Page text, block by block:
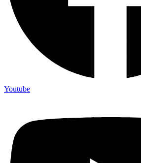
Youtube